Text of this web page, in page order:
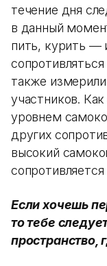
течение дня
в данный
пить, курить —
также
участников.
уровнем
других
высокий
Если хочешь
то тебе
пространство,